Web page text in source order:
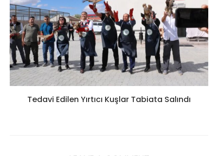
Tedavi Edilen Yırtıcı Kuşlar Tabiata Salındı